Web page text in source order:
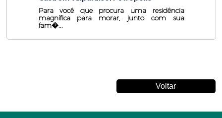
Para você que procura uma residência
magnífica para morar, junto com sua
fam�...